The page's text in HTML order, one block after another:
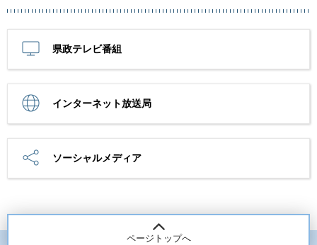
県政テレビ番組
インターネット放送局
ソーシャルメディア
ページトップへ